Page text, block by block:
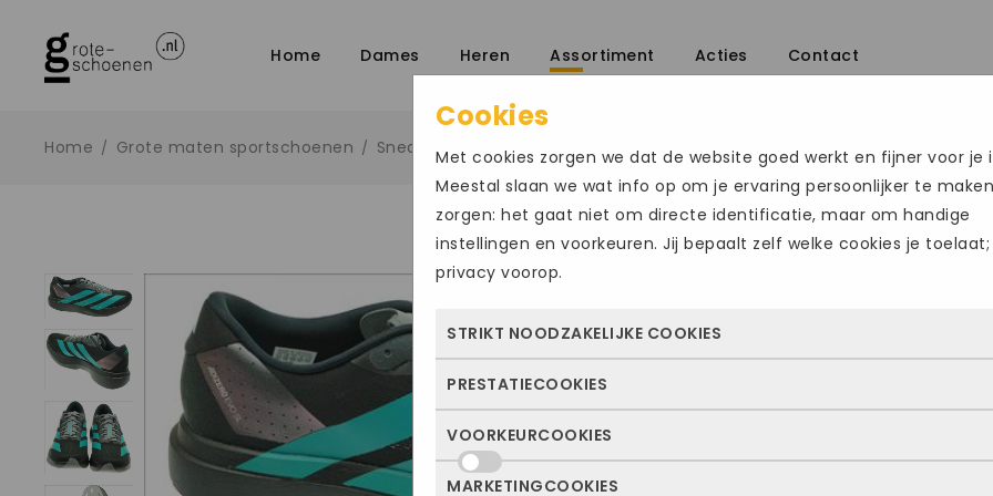
Home Dames Heren Assortiment Acties Contact
Home / Grote maten sportschoenen / Sneakers /
ADIDAS
€150.00
Maat
48 2/3
49 1/3
Cookies
Met cookies zorgen we dat de website goed werkt en fijner voor je
Meestal slaan we wat info op om je ervaring persoonlijker te
zorgen: het gaat niet om directe identificatie, maar om handige
instellingen en voorkeuren. Jij bepaalt zelf welke cookies je toelaat;
privacy voorop.
STRIKT NOODZAKELIJKE COOKIES
Deze cookies zorgen ervoor dat de website überhaupt werkt. Ze
dus altijd actief en kunnen niet worden uitgezet. Meestal worden
alleen geplaatst als jij iets doet, zoals inloggen, een formulier
of je privacyvoorkeuren opslaan. Je kunt je browser zo instellen
PRESTATIECOOKIES
Met deze cookies zien we hoe vaak onze site bezocht wordt, waar
bezoekers vandaan komen en welke pagina’s populair zijn. Zo
VOORKEURCOOKIES
MARKETINGCOOKIES